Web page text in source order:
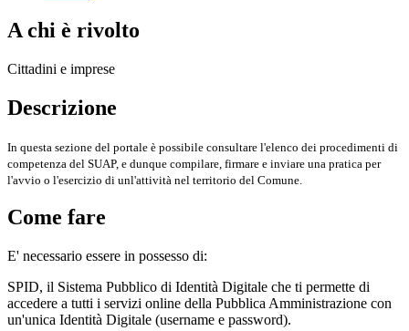
A chi è rivolto
Cittadini e imprese
Descrizione
In questa sezione del portale è possibile consultare l'elenco dei procedimenti di
competenza del SUAP, e dunque compilare, firmare e inviare una pratica per
l'avvio o l'esercizio di unl'attività nel territorio del Comune.
Come fare
E' necessario essere in possesso di:
SPID, il Sistema Pubblico di Identità Digitale che ti permette di
accedere a tutti i servizi online della Pubblica Amministrazione con
un'unica Identità Digitale (username e password).